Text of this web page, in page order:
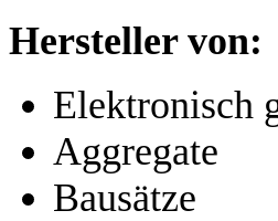
Hersteller von:
Elektronisch
Aggregate
Bausätze